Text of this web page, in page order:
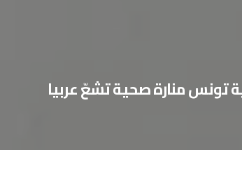
تونس منارة صحية تشعّ عربيا